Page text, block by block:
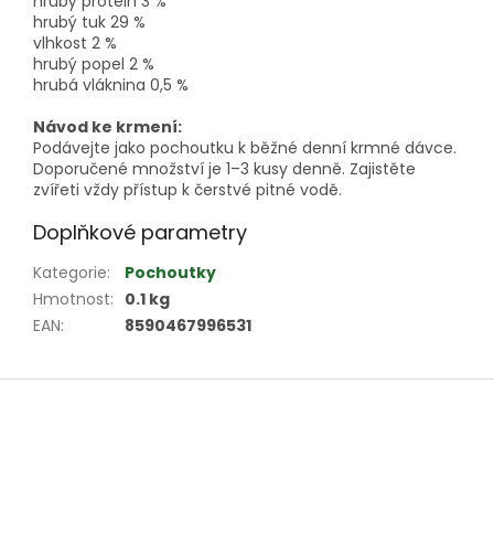
hrubý tuk 29 %
vlhkost 2 %
hrubý popel 2 %
hrubá vláknina 0,5 %
Návod ke krmení:
Podávejte jako pochoutku k běžné denní krmné dávce.
Doporučené množství je 1–3 kusy denně. Zajistěte
zvířeti vždy přístup k čerstvé pitné vodě.
Doplňkové parametry
Kategorie:
Pochoutky
Hmotnost: 0.1 kg
EAN: 8590467996531
Z